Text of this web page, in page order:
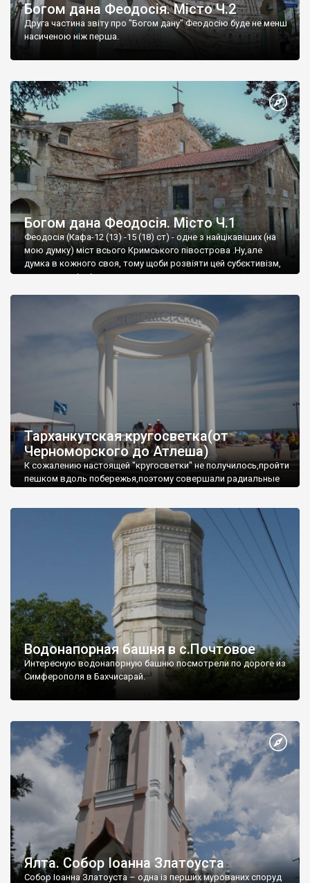
Богом дана Феодосія. Місто Ч.2
Друга частина звіту про "Богом дану" Феодосію буде не менш
насиченою ніж перша.
Богом дана Феодосія. Місто Ч.1
Феодосія (Кафа-12 (13) -15 (18) ст) - одне з найцікавіших (на
мою думку) міст всього Кримського півострова .Ну,але
думка в кожного своя, тому щоби розвіяти цей субєктивізм,
запрошую відвідати це
Тарханкутская кругосветка(от
Черноморского до Атлеша)
К сожалению настоящей "кругосветки" не получилось,пройти
пешком вдоль побережья,поэтому совершали радиальные
Водонапорная башня в с.Почтовое
Интересную водонапорную башню посмотрели по дороге из
Симферополя в Бахчисарай.
Ялта. Собор Іоанна Златоуста
Собор Іоанна Златоуста – одна із перших мурованих споруд